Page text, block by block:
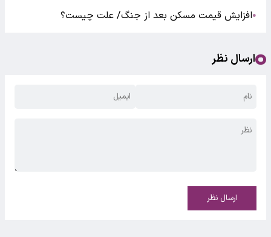
●افزایش قیمت مسکن بعد از جنگ/ علت چیست؟
ارسال نظر
ارسال نظر